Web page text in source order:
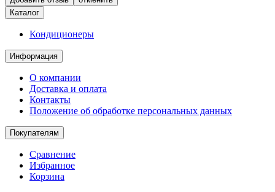
Каталог
Кондиционеры
Информация
О компании
Доставка и оплата
Контакты
Положение об обработке персональных данных
Покупателям
Сравнение
Избранное
Корзина